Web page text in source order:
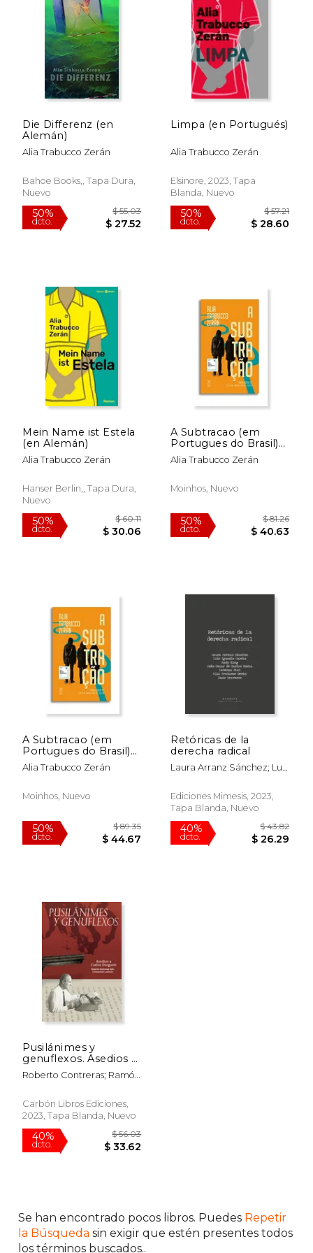
50%
dcto.
50%
dcto.
50%
dcto.
50%
dcto.
Die Differenz (en
Alemán)
Alia Trabucco Zerán
Bahoe Books,, Tapa Dura,
Nuevo
50%
dcto.
Limpa (en Portugués)
Alia Trabucco Zerán
Elsinore, 2023, Tapa
Blanda, Nuevo
dcto.
Mein Name ist Estela
(en Alemán)
Alia Trabucco Zerán
Hanser Berlin,, Tapa Dura,
Nuevo
A Subtracao (em
Portugues do Brasil)
(en Portugués)
Alia Trabucco Zerán
Moinhos, Nuevo
A Subtracao (em
Portugues do Brasil)
(en Portugués)
Alia Trabucco Zerán
Moinhos, Nuevo
Retóricas de la
derecha radical
Laura Arranz Sánchez; Luis
João Cezar De Castro
Rocha; Lorenna Sini; Alia
Trabucco Zerán, Enzo
Traverso
Ediciones Mimesis, 2023,
Tapa Blanda, Nuevo
Pusilánimes y
genuflexos. Asedios a
Carlos Droguett
Roberto Contreras; Ramón
Soledad Bianchi; Felipe
Reyes; Carolina Melys;
Carlos Labbé; Jonnathan
Opazo; Alia Trabucco
Zerán
Carbón Libros Ediciones,
2023, Tapa Blanda, Nuevo
Se han encontrado pocos libros. Puedes Repetir
la Búsqueda sin exigir que estén presentes todos
los términos buscados..